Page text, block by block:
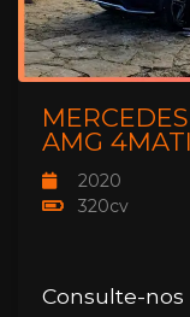
AMG
2020
320cv
Consulte-nos